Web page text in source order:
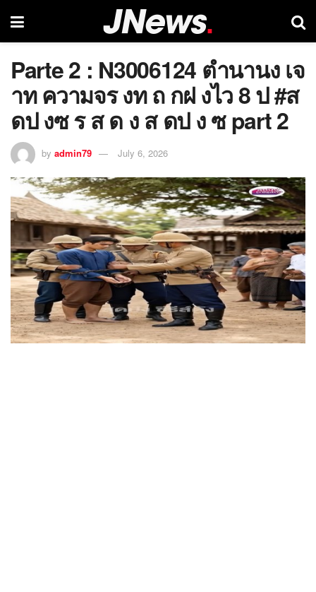
Parte 2 : N3006124 ตำนานง เจ
าท ความจร งท ถ กฝ งไว 8 ป #ส
ดป งซ ร ส ด ง ส ดป ง ซ part 2
by admin79 July 6, 2026